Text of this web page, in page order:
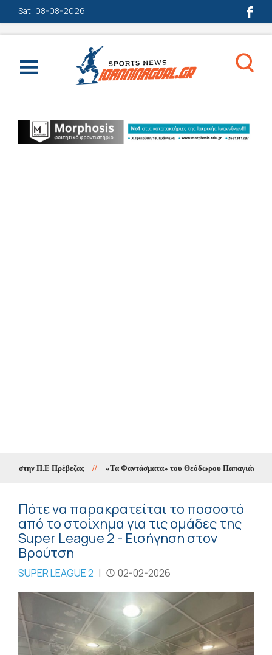
Sat, 08-08-2026
στην Π.Ε Πρέβεζας // «Τα Φαντάσματα» του Θεόδωρου Παπαγιάννη στο
Πότε να παρακρατείται το ποσοστό
από το στοίχημα για τις ομάδες της
Super League 2 - Εισήγηση στον
Βρούτση
SUPER LEAGUE 2 | 02-02-2026